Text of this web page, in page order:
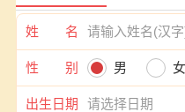
姓 名
性 别 男 女
出生日期